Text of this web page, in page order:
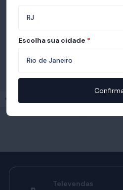
Ortobom
Televendas
Escolha sua cidade *